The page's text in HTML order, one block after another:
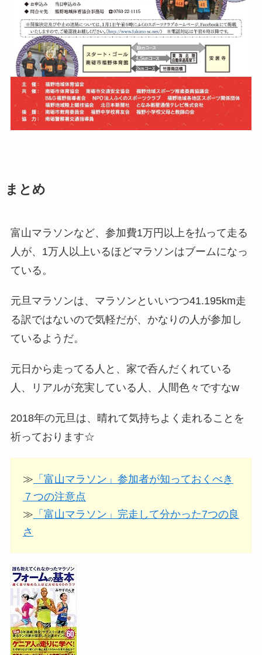
まとめ
富山マラソンなど、参加費1万円以上を払って走る
人が、1万人以上いるほどマラソンはブームになっ
ている。
元旦マラソンは、マラソンといいつつ41.195km走
る訳ではないので気軽だが、かなりの人が参加し
ているようだ。
元日から走ってる人と、家で呑んだくれている
人、リアルが充実している人、人間色々ですなw
2018年の元旦は、晴れて気持ちよく走れることを
祈っております☆
≫ 「富山マラソン」参加者が知っておくべき
７つの注意点
≫ 「富山マラソン」完走して分かった7つの良
さ